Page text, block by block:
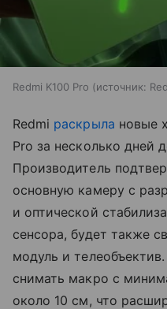
Redmi K100 Pro источник:
Redmi раскрыла новые
Pro за несколько дней
Производитель
основную камеру с
и оптической
сенсора, будет также
модуль и
снимать макро с
около 10 см, что